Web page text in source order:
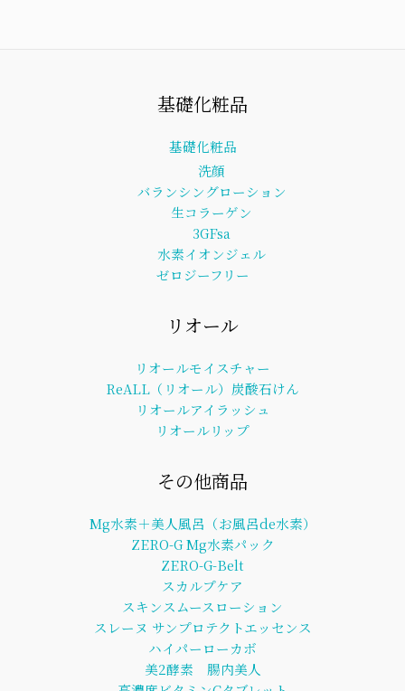
基礎化粧品
基礎化粧品
洗顔
バランシングローション
生コラーゲン
3GFsa
水素イオンジェル
ゼロジーフリー
リオール
リオールモイスチャー
ReALL（リオール）炭酸石けん
リオールアイラッシュ
リオールリップ
その他商品
Mg水素＋美人風呂（お風呂de水素）
ZERO-G Mg水素パック
ZERO-G-Belt
スカルプケア
スキンスムースローション
スレーヌ サンプロテクトエッセンス
ハイパーローカボ
美2酵素 腸内美人